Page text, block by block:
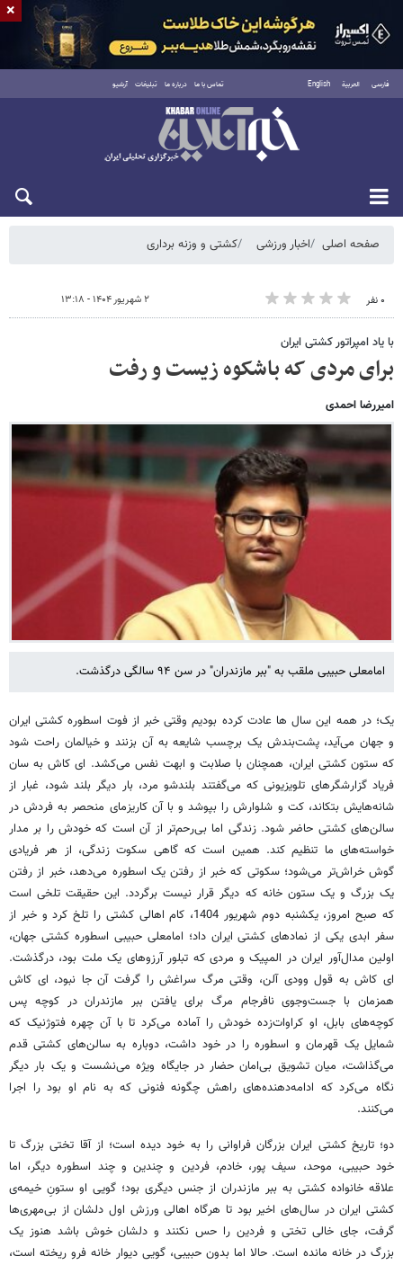
فارسی العربية English تماس با ما درباره ما تبلیغات آرشیو
پنجشنبه ۱۵ مرداد ۱۴۰۵
صفحه اصلی اخبار ورزشی کشتی و وزنه‌ برداری
۰ نفر ۲ شهریور ۱۴۰۴ - ۱۳:۱۸
با یاد امپراتور کشتی ایران
برای مردی که باشکوه زیست و رفت
امیررضا احمدی
امامعلی حبیبی ملقب به "ببر مازندران" در سن ۹۴ سالگی درگذشت.
یک؛ در همه این سال ها عادت کرده بودیم وقتی خبر از فوت اسطوره کشتی ایران
و جهان می‌آید، پشت‌بندش یک برچسب شایعه به آن بزنند و خیالمان راحت شود
که ستون کشتی ایران، همچنان با صلابت و ابهت نفس می‌کشد. ای کاش به سان
فریاد گزارشگرهای تلویزیونی که می‌گفتند بلندشو مرد، بار دیگر بلند شود، غبار از
شانه‌هایش بتکاند، کت و شلوارش را بپوشد و با آن کاریزمای منحصر به فردش در
سالن‌های کشتی حاضر شود. زندگی اما بی‌رحم‌تر از آن است که خودش را بر مدار
خواسته‌های ما تنظیم کند. همین است که گاهی سکوت زندگی، از هر فریادی
گوش خراش‌تر می‌شود؛ سکوتی که خبر از رفتن یک اسطوره می‌دهد، خبر از رفتن
یک بزرگ و یک ستون خانه که دیگر قرار نیست برگردد. این حقیقت تلخی است
که صبح امروز، یکشنبه دوم شهریور 1404، کام اهالی کشتی را تلخ کرد و خبر از
سفر ابدی یکی از نمادهای کشتی ایران داد؛ امامعلی حبیبی اسطوره کشتی جهان،
اولین مدال‌آور ایران در المپیک و مردی که تبلور آرزوهای یک ملت بود، درگذشت.
ای کاش به قول وودی آلن، وقتی مرگ سراغش را گرفت آن جا نبود، ای کاش
همزمان با جست‌وجوی نافرجام مرگ برای یافتن ببر مازندران در کوچه پس
کوچه‌های بابل، او کراوات‌زده خودش را آماده می‌کرد تا با آن چهره فتوژنیک که
شمایل یک قهرمان و اسطوره را در خود داشت، دوباره به سالن‌های کشتی قدم
می‌گذاشت، میان تشویق بی‌امان حضار در جایگاه ویژه می‌نشست و یک بار دیگر
نگاه می‌کرد که ادامه‌دهنده‌های راهش چگونه فنونی که به نام او بود را اجرا
می‌کنند.
دو؛ تاریخ کشتی ایران بزرگان فراوانی را به خود دیده است؛ از آقا تختی بزرگ تا
خود حبیبی، موحد، سیف پور، خادم، فردین و چندین و چند اسطوره دیگر، اما
علاقه خانواده کشتی به ببر مازندران از جنس دیگری بود؛ گویی او ستونِ خیمه‌ی
کشتی ایران در سال‌های اخیر بود تا هرگاه اهالی ورزش اول دلشان از بی‌مهری‌ها
گرفت، جای خالی تختی و فردین را حس نکنند و دلشان خوش باشد هنوز یک
بزرگ در خانه مانده است. حالا اما بدون حبیبی، گویی دیوار خانه فرو ریخته است،
×